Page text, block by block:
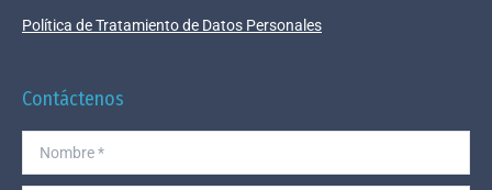
Política de Tratamiento de Datos Personales
Contáctenos
Nombre *